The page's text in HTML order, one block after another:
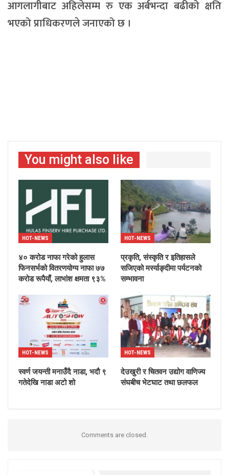
आगलागीबाट अहिलेसम्म रु एक अर्बभन्दा बढीको क्षति
भएको प्राधिकरणले जनाएको छ ।
You might also like
HOT-NEWS
४० करोड नाफा गरेको हुलास
फिनसर्भको वितरणयोग्य नाफा ७७
करोड रूपैयाँ, लाभांश क्षमता ९३%
HOT-NEWS
प्रकृति, संस्कृति र इतिहासले
सजिएको मर्स्याङ्दीमा पर्यटनको
सम्भावना
HOT-NEWS
स्वर्ण जयन्ती मनाउँदै नाडा, भदौ ९
गतेदेखि नाडा अटो शो
HOT-NEWS
देउखुरी र चितवन उद्योग वाणिज्य
संघबीच भेटघाट तथा छलफल
Comments are closed.